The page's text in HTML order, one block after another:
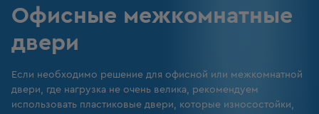
Офисные межкомнатные
двери
Если необходимо решение для офисной или межкомнатной
двери, где нагрузка не очень велика, рекомендуем
использовать пластиковые двери, которые износостойки,